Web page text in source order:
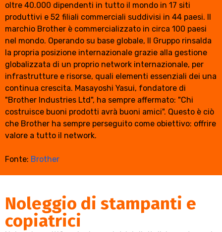
oltre 40.000 dipendenti in tutto il mondo in 17 siti
produttivi e 52 filiali commerciali suddivisi in 44 paesi. Il
marchio Brother è commercializzato in circa 100 paesi
nel mondo. Operando su base globale, Il Gruppo rinsalda
la propria posizione internazionale grazie alla gestione
globalizzata di un proprio network internazionale, per
infrastrutture e risorse, quali elementi essenziali dei una
continua crescita. Masayoshi Yasui, fondatore di
"Brother Industries Ltd", ha sempre affermato: "Chi
costruisce buoni prodotti avrà buoni amici". Questo è ciò
che Brother ha sempre perseguito come obiettivo: offrire
valore a tutto il network.
Fonte: Brother
Noleggio di stampanti e
copiatrici